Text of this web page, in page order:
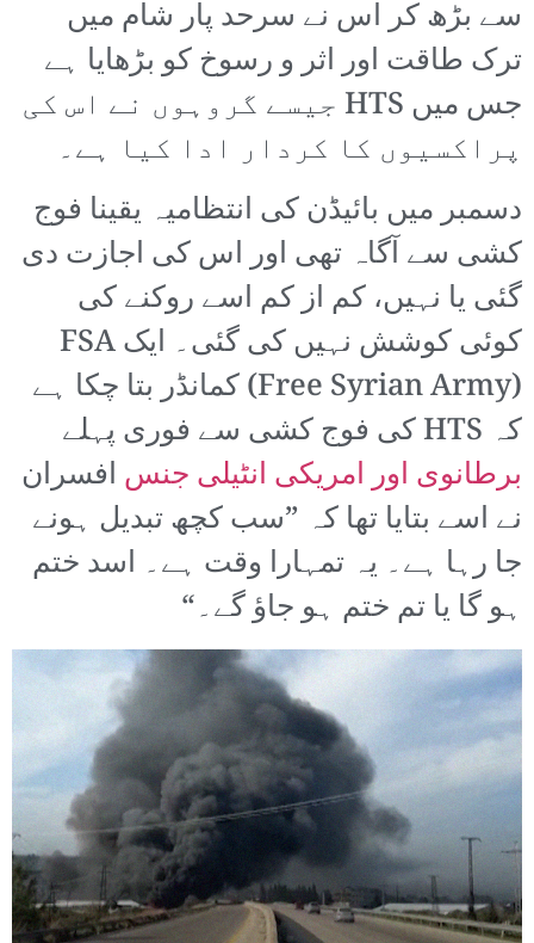
سے بڑھ کر اس نے سرحد پار شام میں
ترک طاقت اور اثر و رسوخ کو بڑھایا ہے
جس میں HTS جیسے گروہوں نے اس کی
پراکسیوں کا کردار ادا کیا ہے۔
دسمبر میں بائیڈن کی انتظامیہ یقینا فوج
کشی سے آگاہ تھی اور اس کی اجازت دی
گئی یا نہیں، کم از کم اسے روکنے کی
کوئی کوشش نہیں کی گئی۔ ایک FSA
(Free Syrian Army) کمانڈر بتا چکا ہے
کہ HTS کی فوج کشی سے فوری پہلے
برطانوی اور امریکی انٹیلی جنس افسران
نے اسے بتایا تھا کہ ”سب کچھ تبدیل ہونے
جا رہا ہے۔ یہ تمہارا وقت ہے۔ اسد ختم
ہو گا یا تم ختم ہو جاؤ گے۔“